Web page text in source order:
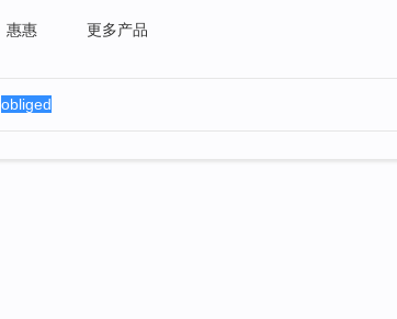
惠惠 更多产品